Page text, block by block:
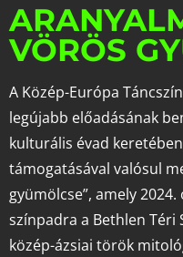
VÖRÖS
A Közép-Európa
legújabb előadásának
kulturális évad
támogatásával valósul
gyümölcse”, amely
színpadra a Bethlen Téri
közép-ázsiai török